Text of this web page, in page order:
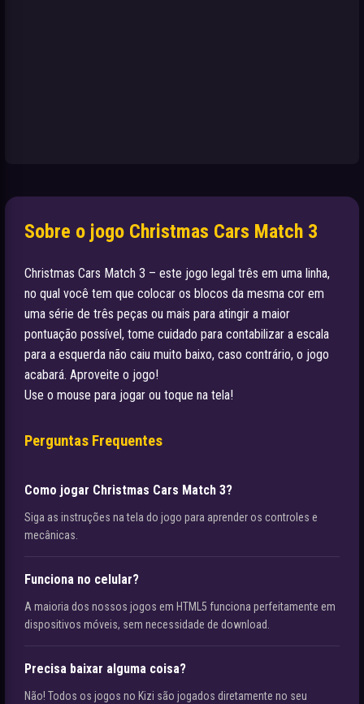
Sobre o jogo Christmas Cars Match 3
Christmas Cars Match 3 – este jogo legal três em uma linha,
no qual você tem que colocar os blocos da mesma cor em
uma série de três peças ou mais para atingir a maior
pontuação possível, tome cuidado para contabilizar a escala
para a esquerda não caiu muito baixo, caso contrário, o jogo
acabará. Aproveite o jogo!
Use o mouse para jogar ou toque na tela!
Perguntas Frequentes
Como jogar Christmas Cars Match 3?
Siga as instruções na tela do jogo para aprender os controles e
mecânicas.
Funciona no celular?
A maioria dos nossos jogos em HTML5 funciona perfeitamente em
dispositivos móveis, sem necessidade de download.
Precisa baixar alguma coisa?
Não! Todos os jogos no Kizi são jogados diretamente no seu